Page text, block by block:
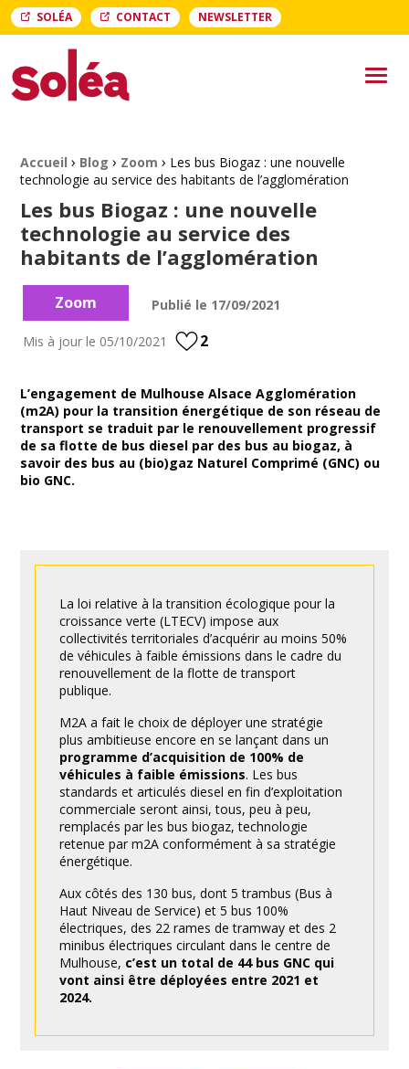
SOLÉA CONTACT NEWSLETTER
Menu
Fil d'Ariane :
Accueil › Blog › Zoom › Les bus Biogaz : une nouvelle
technologie au service des habitants de l’agglomération
Les bus Biogaz : une nouvelle
technologie au service des
habitants de l’agglomération
Zoom Publié le 17/09/2021
Mis à jour le 05/10/2021 2
L’engagement de Mulhouse Alsace Agglomération
(m2A) pour la transition énergétique de son réseau de
transport se traduit par le renouvellement progressif
de sa flotte de bus diesel par des bus au biogaz, à
savoir des bus au (bio)gaz Naturel Comprimé (GNC) ou
bio GNC.
La loi relative à la transition écologique pour la
croissance verte (LTECV) impose aux
collectivités territoriales d’acquérir au moins 50%
de véhicules à faible émissions dans le cadre du
renouvellement de la flotte de transport
publique.
M2A a fait le choix de déployer une stratégie
plus ambitieuse encore en se lançant dans un
programme d’acquisition de 100% de
véhicules à faible émissions. Les bus
standards et articulés diesel en fin d’exploitation
commerciale seront ainsi, tous, peu à peu,
remplacés par les bus biogaz, technologie
retenue par m2A conformément à sa stratégie
énergétique.
Aux côtés des 130 bus, dont 5 trambus (Bus à
Haut Niveau de Service) et 5 bus 100%
électriques, des 22 rames de tramway et des 2
minibus électriques circulant dans le centre de
Mulhouse, c’est un total de 44 bus GNC qui
vont ainsi être déployées entre 2021 et
2024.